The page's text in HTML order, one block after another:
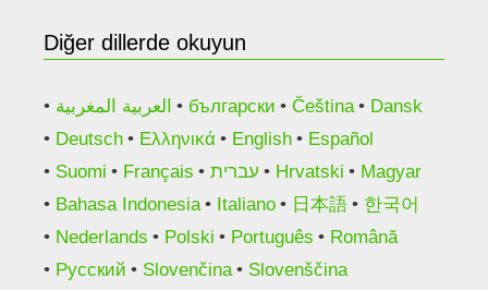
Diğer dillerde okuyun
العربية المغربية български Čeština
Dansk
Deutsch
Ελληνικά English
Español
Suomi
Français עברית Hrvatski
Magyar
Bahasa Indonesia
Italiano 日本語
한국어
Nederlands
Polski Português
Română
Русский
Slovenčina
Slovenščina